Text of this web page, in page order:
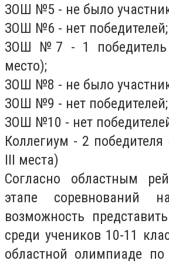
ЗОШ №5 - не было
ЗОШ №6 - нет победителей;
ЗОШ №7 - 1
место);
ЗОШ №8 - не было
ЗОШ №9 - нет победителей;
ЗОШ №10 - нет
Коллегиум - 2
III места)
Согласно областным
этапе соревнований
возможность
среди учеников 10-11
областной олимпиаде